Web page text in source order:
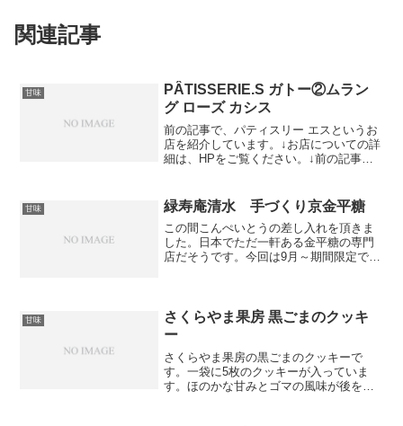
関連記事
甘味
PÂTISSERIE.S ガトー②ムラン
グ ローズ カシス
前の記事で、パティスリー エスというお
店を紹介しています。↓お店についての詳
細は、HPをご覧ください。↓前の記事で
表記している説明↓“有機無農薬栽培のバ
ラをち...
甘味 緑寿庵清水 手づくり京金平糖
この間こんぺいとうの差し入れを頂きま
した。日本でただ一軒ある金平糖の専門
店だそうです。今回は9月～期間限定で販
級なお菓子だったので、...
甘味
さくらやま果房 黒ごまのクッキ
ー
さくらやま果房の黒ごまのクッキーで
す。一袋に5枚のクッキーが入っていま
す。ほのかな甘みとゴマの風味が後を引